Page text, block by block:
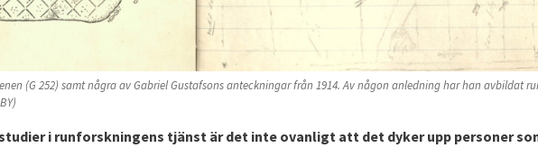
(G 252) samt några av Gabriel Gustafsons anteckningar från 1914. Av någon anledning har han avbildat
i runforskningens tjänst är det inte ovanligt att det dyker upp personer